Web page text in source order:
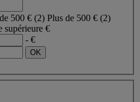
500 € (2) Plus de 500 € (2)
supérieure €
- €